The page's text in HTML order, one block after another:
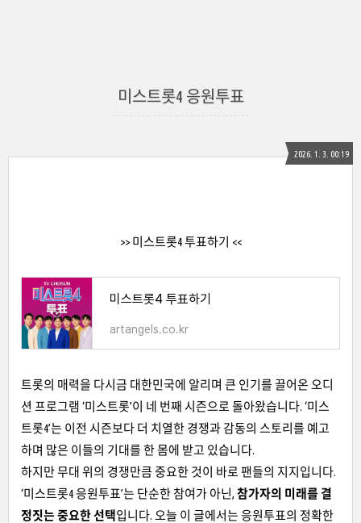
미스트롯4 응원투표
2026. 1. 3. 00:19
>> 미스트롯4 투표하기 <<
미스트롯4 투표하기
artangels.co.kr
트롯의 매력을 다시금 대한민국에 알리며 큰 인기를 끌어온 오디
션 프로그램 ‘미스트롯’이 네 번째 시즌으로 돌아왔습니다. ‘미스
트롯4’는 이전 시즌보다 더 치열한 경쟁과 감동의 스토리를 예고
하며 많은 이들의 기대를 한 몸에 받고 있습니다.
하지만 무대 위의 경쟁만큼 중요한 것이 바로 팬들의 지지입니다.
‘미스트롯4 응원투표’는 단순한 참여가 아닌, 참가자의 미래를 결
정짓는 중요한 선택입니다. 오늘 이 글에서는 응원투표의 정확한